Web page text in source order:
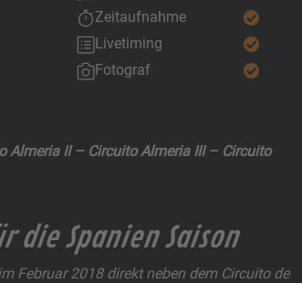
Zeitaufnahme
Livetiming
Fotograf
Almeria II – Circuito Almeria III – Circuito
die Spanien Saison
Februar 2018 direkt neben dem Circuito de